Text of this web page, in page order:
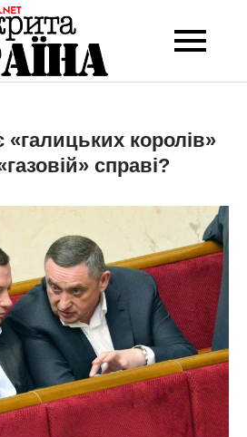
Open-UA
NET
Це ваше надійне
експертних думок
королів»
справі?